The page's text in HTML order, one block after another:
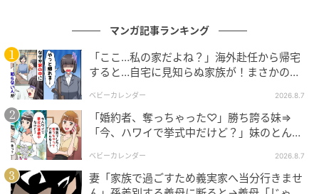
出典：select.mamastar.jp
【編集部コメント】
お義姉さんは優しく従順な人で、いつも穏やかな笑み
を浮かべています。自分の気持ちを押し通したり、誰
かの意見に対して声高に異論を唱える姿はこれまで見
たことがなかったそうです。チヨコさんの介護の手伝
いもいやな顔ひとつせずやっていたのでわからなかっ
たようですが、本当はお義姉さんなりにかなりの不満
マンガ記事ランキング
「ここ…私の家だよね？」海外赴任から帰宅
すると…自宅に見知らぬ家族が！まさかの真
ベビーカレンダー 2026.8.7
「婚約者、奪っちゃった♡」勝ち誇る妹⇒
「今、ハワイで挙式中だけど？」妹のとんで
ベビーカレンダー 2026.8.7
妻「家族で過ごすため義実家へ当分行きませ